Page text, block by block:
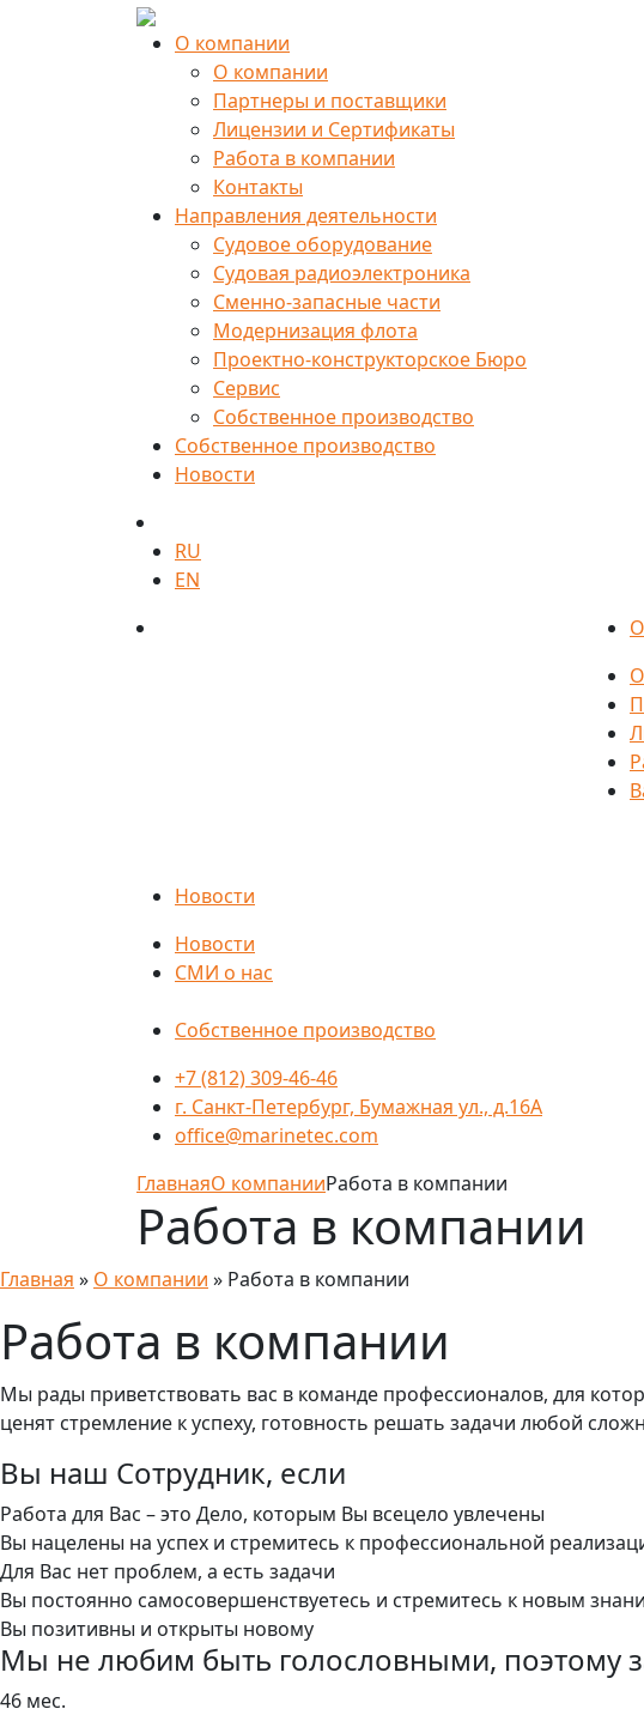
О компании
О компании
Партнеры и поставщики
Лицензии и Сертификаты
Работа в компании
Контакты
Направления деятельности
Судовое оборудование
Судовая радиоэлектроника
Сменно-запасные части
Модернизация флота
Проектно-конструкторское Бюро
Сервис
Собственное производство
Собственное производство
Новости
RU
EN
Новости
Новости
СМИ о нас
Собственное производство
+7 (812) 309-46-46
г. Санкт-Петербург, Бумажная ул., д.16А
office@marinetec.com
ГлавнаяО компанииРабота в компании
Работа в компании
Главная » О компании » Работа в компании
Работа в компании
Мы рады приветствовать вас в команде профессионалов, для
ценят стремление к успеху, готовность решать задачи любой
Вы наш Сотрудник, если
Работа для Вас – это Дело, которым Вы всецело увлечены
Вы нацелены на успех и стремитесь к профессиональной
Для Вас нет проблем, а есть задачи
Вы постоянно самосовершенствуетесь и стремитесь к новым
Вы позитивны и открыты новому
Мы не любим быть голословными, поэтому
46 мес.